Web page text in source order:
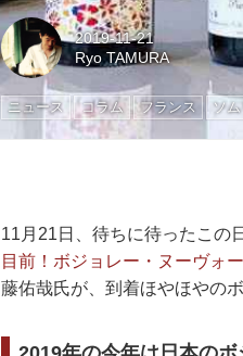
2019-11-21
Ryo TAMURA
ニュース コラム フランス ソ
11月21日、待ちに待ったこの
目前！ボジョレー・ヌーヴォ
藤佑哉氏が、到着ほやほやの